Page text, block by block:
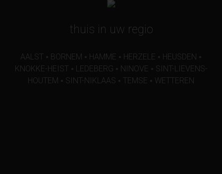
thuis in uw regio
AALST BORNEM HAMME HERZELE HEUSDEN
KNOKKE-HEIST LEDEBERG NINOVE
SINT-LIEVENS-
HOUTEM
SINT-NIKLAAS TEMSE WETTEREN